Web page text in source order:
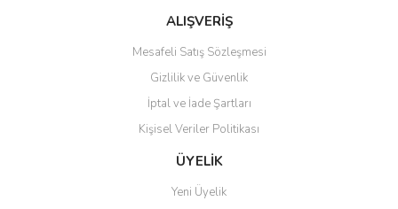
Bu ürüne benzer farklı alternatifler olmalı.
Gönder
ALIŞVERİŞ
Mesafeli Satış Sözleşmesi
Gizlilik ve Güvenlik
İptal ve İade Şartları
Kişisel Veriler Politikası
ÜYELİK
Yeni Üyelik